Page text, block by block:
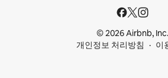
© 2026 Airbnb, Inc.
개인정보 처리방침
이